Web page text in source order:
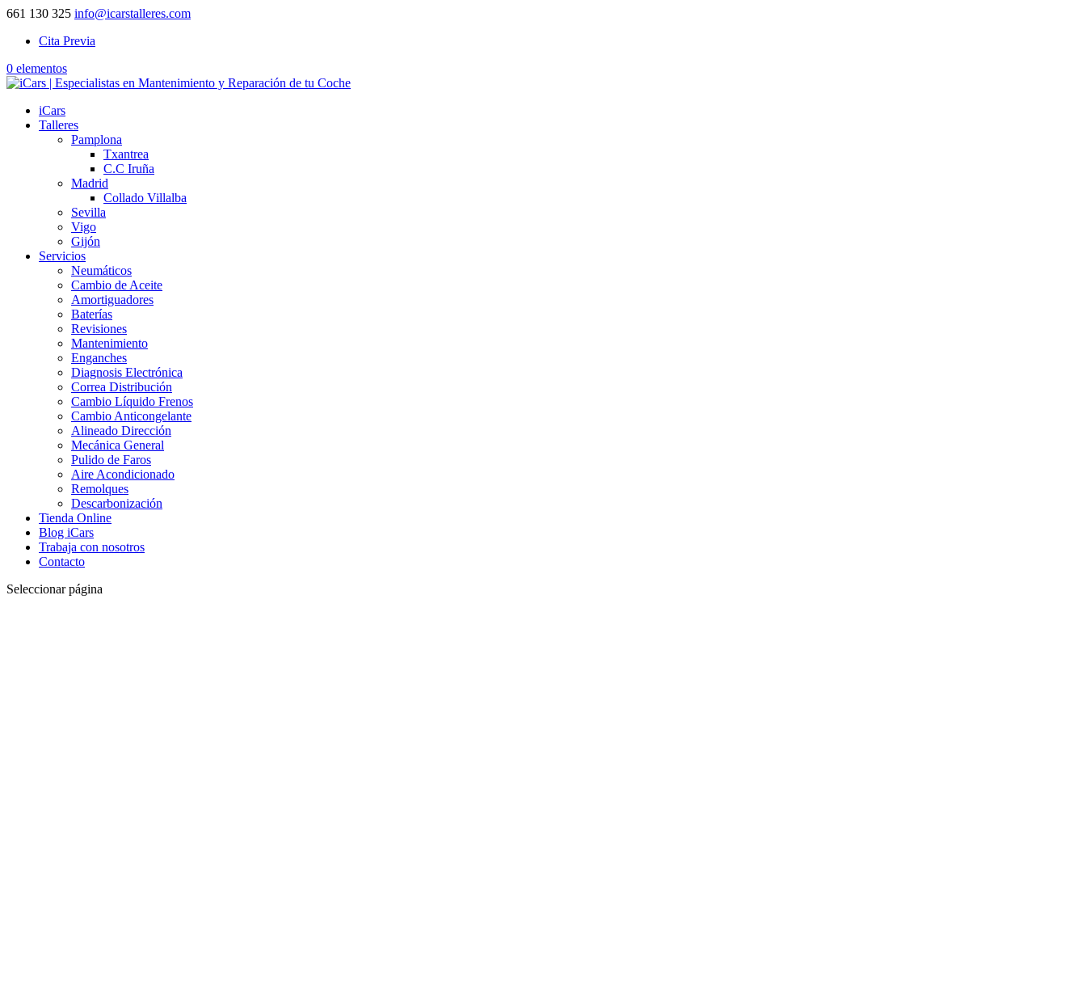
661 130 325 info@icarstalleres.com
Cita Previa
0 elementos
iCars
Talleres
Pamplona
Txantrea
C.C Iruña
Madrid
Collado Villalba
Sevilla
Vigo
Gijón
Servicios
Neumáticos
Cambio de Aceite
Amortiguadores
Baterías
Revisiones
Mantenimiento
Enganches
Diagnosis Electrónica
Correa Distribución
Cambio Líquido Frenos
Cambio Anticongelante
Alineado Dirección
Mecánica General
Pulido de Faros
Aire Acondicionado
Remolques
Descarbonización
Tienda Online
Blog iCars
Trabaja con nosotros
Contacto
Seleccionar página